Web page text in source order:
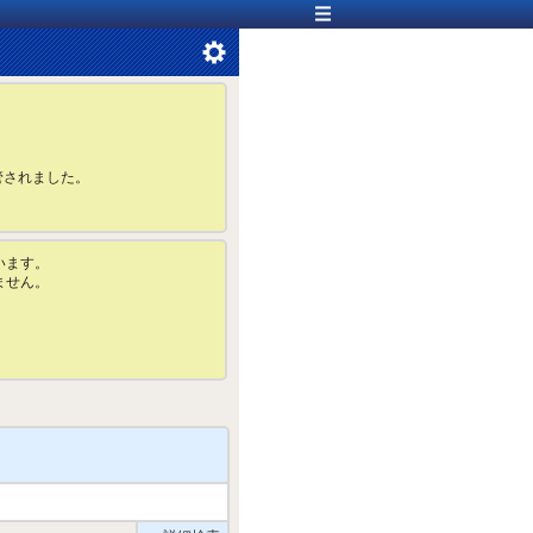
れました。
す。
ん。